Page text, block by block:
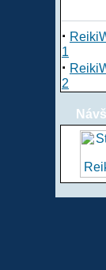
·
1
·
2